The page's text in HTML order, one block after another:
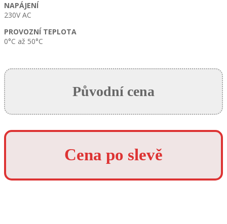
NAPÁJENÍ
230V AC
PROVOZNÍ TEPLOTA
0°C až 50°C
Původní cena
Cena po slevě